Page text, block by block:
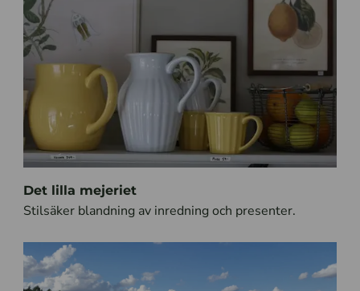
Det lilla mejeriet
Stilsäker blandning av inredning och presenter.